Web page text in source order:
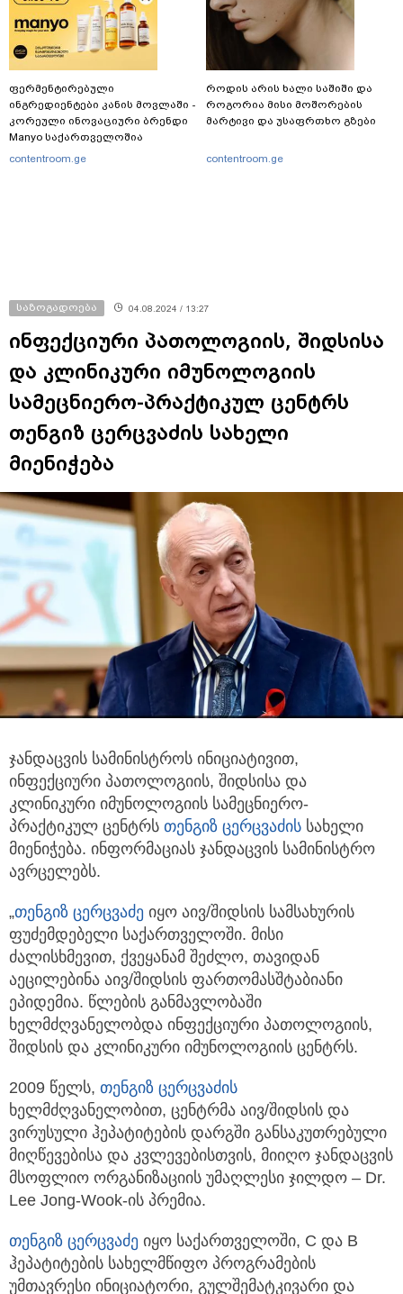
ფერმენტირებული
ინგრედიენტები კანის მოვლაში -
კორეული ინოვაციური ბრენდი
Manyo საქართველოშია
contentroom.ge
როდის არის ხალი საშიში და
როგორია მისი მოშორების
მარტივი და უსაფრთხო გზები
contentroom.ge
საზოგადოება 04.08.2024 / 13:27
ინფექციური პათოლოგიის, შიდსისა
და კლინიკური იმუნოლოგიის
სამეცნიერო-პრაქტიკულ ცენტრს
თენგიზ ცერცვაძის სახელი
მიენიჭება
ჯანდაცვის სამინისტროს ინიციატივით,
ინფექციური პათოლოგიის, შიდსისა და
კლინიკური იმუნოლოგიის სამეცნიერო-
პრაქტიკულ ცენტრს თენგიზ ცერცვაძის სახელი
მიენიჭება. ინფორმაციას ჯანდაცვის სამინისტრო
ავრცელებს.
„თენგიზ ცერცვაძე იყო აივ/შიდსის სამსახურის
ფუძემდებელი საქართველოში. მისი
ძალისხმევით, ქვეყანამ შეძლო, თავიდან
აეცილებინა აივ/შიდსის ფართომასშტაბიანი
ეპიდემია. წლების განმავლობაში
ხელმძღვანელობდა ინფექციური პათოლოგიის,
შიდსის და კლინიკური იმუნოლოგიის ცენტრს.
2009 წელს, თენგიზ ცერცვაძის
ხელმძღვანელობით, ცენტრმა აივ/შიდსის და
ვირუსული ჰეპატიტების დარგში განსაკუთრებული
მიღწევებისა და კვლევებისთვის, მიიღო ჯანდაცვის
მსოფლიო ორგანიზაციის უმაღლესი ჯილდო – Dr.
Lee Jong-Wook-ის პრემია.
თენგიზ ცერცვაძე იყო საქართველოში, C და B
ჰეპატიტების სახელმწიფო პროგრამების
უმთავრესი ინიციატორი, გულშემატკივარი და